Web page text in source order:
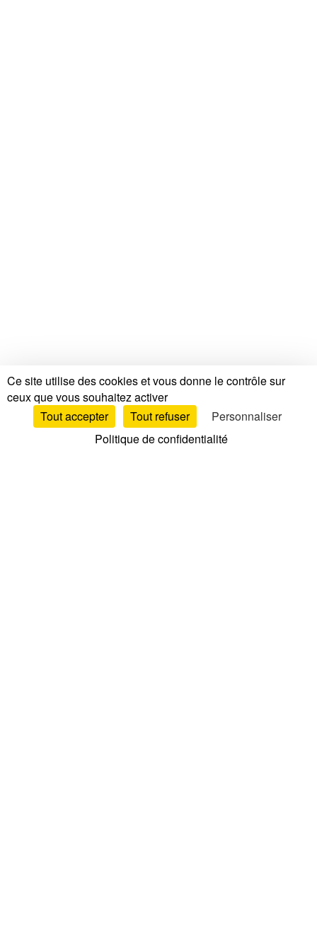
Ce site utilise des cookies et vous donne le contrôle sur
ceux que vous souhaitez activer
Tout accepter
Tout refuser
Personnaliser
Politique de confidentialité